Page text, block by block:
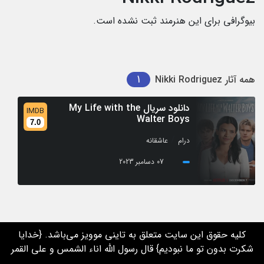
بیوگرافی برای این هنرمند ثبت نشده است.
همه آثار Nikki Rodriguez
1
دانلود سریال My Life with the
Walter Boys
IMDB
7.0
درام
عاشقانه
07 دسامبر 2023
کلیه حقوق این سایت متعلق به تاینی موویز می‌باشد. {خدایا
شکرت بدون تو ما نبودیم} قال رسول الله اناء الشمس و علی القمر